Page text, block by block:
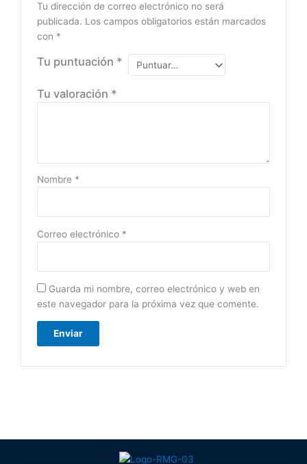
Tu dirección de correo electrónico no será
publicada. Los campos obligatorios están marcados
con *
Tu puntuación *
Tu valoración *
Nombre *
Correo electrónico *
Guarda mi nombre, correo electrónico y web en
este navegador para la próxima vez que comente.